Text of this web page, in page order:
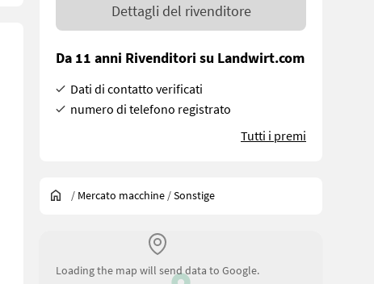
Dettagli del rivenditore
Da 11 anni Rivenditori su Landwirt.com
Dati di contatto verificati
numero di telefono registrato
Tutti i premi
/ Mercato macchine /Sonstige
Loading the map will send data to Google.